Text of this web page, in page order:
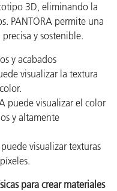
3D, eliminando la
PANTORA permite una
y sostenible.
y acabados
visualizar la textura
puede visualizar el color
y altamente
visualizar texturas
para crear materiales